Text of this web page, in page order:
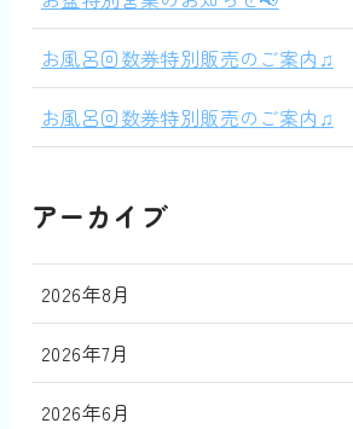
お風呂回数券特別販売のご案内♫
お風呂回数券特別販売のご案内♫
アーカイブ
2026年8月
2026年7月
2026年6月